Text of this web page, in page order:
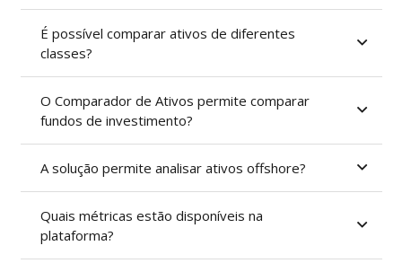
É possível comparar ativos de diferentes
classes?
O Comparador de Ativos permite comparar
fundos de investimento?
A solução permite analisar ativos offshore?
Quais métricas estão disponíveis na
plataforma?